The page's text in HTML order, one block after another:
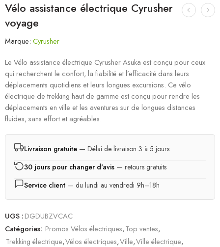
Vélo assistance électrique Cyrusher
voyage
Marque: Cyrusher
Le Vélo assistance électrique Cyrusher Asuka est conçu pour ceux
qui recherchent le confort, la fiabilité et l’efficacité dans leurs
déplacements quotidiens et leurs longues excursions. Ce vélo
électrique de trekking haut de gamme est conçu pour rendre les
déplacements en ville et les aventures sur de longues distances
fluides, sans effort et agréables.
Livraison gratuite — Délai de livraison 3 à 5 jours
30 jours pour changer d'avis — retours gratuits
Service client — du lundi au vendredi 9h–18h
UGS :DGDUBZVCAC
Catégories: Promos Vélos électriques,Top ventes,
Trekking électrique,Vélos électriques,Ville,Ville électrique,